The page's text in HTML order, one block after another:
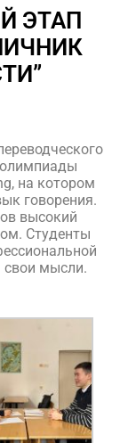
ЭТАП
на котором
говорения.
высокий
Студенты
свои мысли.